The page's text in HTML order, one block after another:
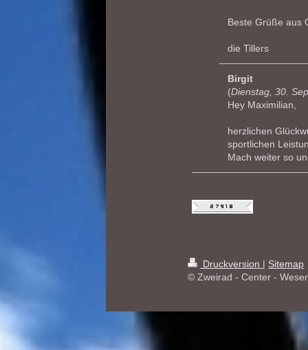
Beste Grüße aus
die Tillers
Birgit
(Dienstag, 30.
Hey Maximilian,
herzlichen
sportlichen
Mach weiter so
Druckversion | Sitemap
© Zweirad - Center - Weser